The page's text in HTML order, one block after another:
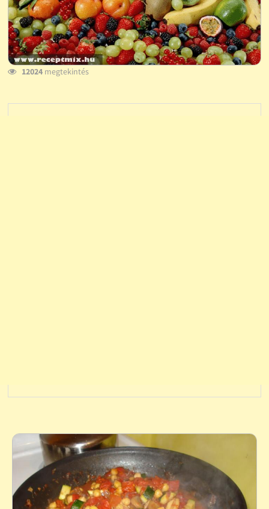
12024megtekintés